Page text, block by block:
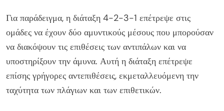
Για παράδειγμα, η διάταξη 4-2-3-1 επέτρεψε στις
ομάδες να έχουν δύο αμυντικούς μέσους που μπορούσαν
να διακόψουν τις επιθέσεις των αντιπάλων και να
υποστηρίξουν την άμυνα. Αυτή η διάταξη επέτρεψε
επίσης γρήγορες αντεπιθέσεις, εκμεταλλευόμενη την
ταχύτητα των πλάγιων και των επιθετικών.